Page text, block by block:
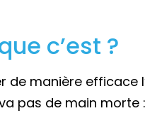
c’est ?
de manière efficace
pas de main morte :